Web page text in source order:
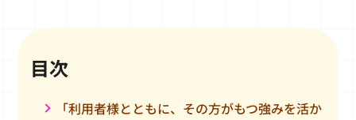
目次
「利用者様とともに、その方がもつ強みを活か